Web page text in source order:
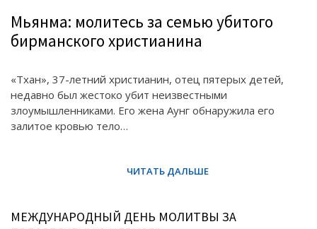
Мьянма: молитесь за семью убитого
бирманского христианина
«Тхан», 37-летний христианин, отец пятерых детей,
недавно был жестоко убит неизвестными
злоумышленниками. Его жена Аунг обнаружила его
залитое кровью тело…
МЕЖДУНАРОДНЫЙ ДЕНЬ МОЛИТВЫ ЗА